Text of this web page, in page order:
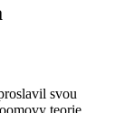
svou